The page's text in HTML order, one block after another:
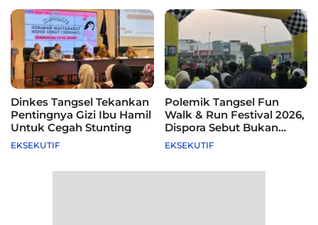
Dinkes Tangsel Tekankan
Pentingnya Gizi Ibu Hamil
Untuk Cegah Stunting
EKSEKUTIF
Polemik Tangsel Fun
Walk & Run Festival 2026,
Dispora Sebut Bukan
Agenda Pemkot
EKSEKUTIF